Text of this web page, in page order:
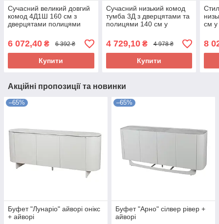
Сучасний великий довгий
комод 4Д1Ш 160 см з
дверцятами полицями
Фокус Сокме дуб артизан
6 072,40 ₴ 6 392 ₴
Купити
Сучасний низький комод
тумба 3Д з дверцятами та
полицями 140 см у
модерн ДСП Адель Сокме
4 729,10₴ 4 978 ₴
Купити
см у
для
8
Акційні пропозиції та новинки
–65%
Буфет "Лунаріо" айворі онікс
+ айворі
–65%
Буфет "Арно" сілвер рівер +
айворі